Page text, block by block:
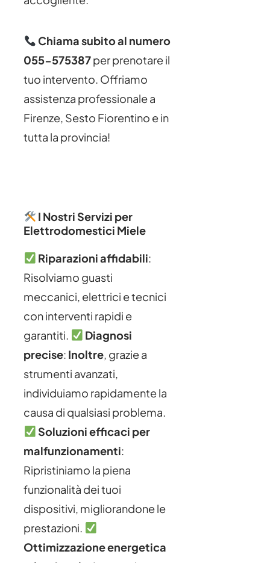
Chiama subito al numero
055-575387per prenotare il
tuo intervento. Offriamo
assistenza professionale a
Firenze, Sesto Fiorentino e in
tutta la provincia!
I Nostri Servizi per
Elettrodomestici Miele
Riparazioni affidabili:
Risolviamo guasti
meccanici, elettrici e tecnici
con interventi rapidi e
garantiti.
Diagnosi
precise: Inoltre , grazie a
strumenti avanzati,
individuiamo rapidamente la
causa di qualsiasi problema.
Soluzioni efficaci per
malfunzionamenti:
Ripristiniamo la piena
funzionalità dei tuoi
dispositivi, migliorandone le
prestazioni.
Ottimizzazione energetica